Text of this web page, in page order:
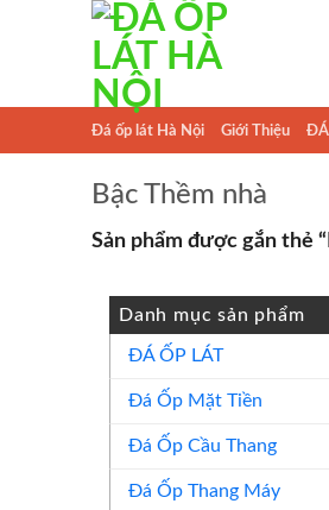
Đá ốp lát Hà Nội Giới Thiệu ĐÁ
Bậc Thềm nhà
Sản phẩm được gắn thẻ
Danh mục sản phẩm
ĐÁ ỐP LÁT
Đá Ốp Mặt Tiền
Đá Ốp Cầu Thang
Đá Ốp Thang Máy